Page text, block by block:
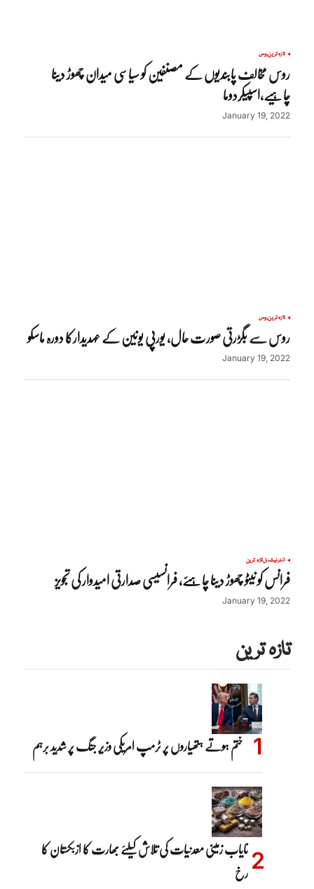
تازہ ترینروس
روس مخالف پابندیوں کے مصنفین کو سیاسی میدان چھوڑ دینا
چاہیے،اسپیکردوما
January 19, 2022
تازہ ترینروس
روس سے بگڑرتی صورت حال، یورپی یونین کے عہدیدارکا دورہ ماسکو
January 19, 2022
انٹرنیشنلتازہ ترین
فرانس کو نیٹو چھوڑ دینا چاہئے، فرانسیسی صدارتی امیدوار کی تجویز
January 19, 2022
تازہ ترین
ختم ہوتے ہتھیاروں پر ٹرمپ امریکی وزیر جنگ پر شدید برہم
نایاب زمینی معدنیات کی تلاش کیلئے بھارت کا ازبکستان کا
رخ